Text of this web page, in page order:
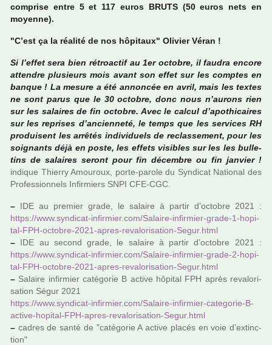
com­prise entre 5 et 117 euros BRUTS (50 euros nets en
moyenne).
"C’est ça la réa­lité de nos hôpi­taux" Olivier Véran !
Si l’effet sera bien rétroac­tif au 1er octo­bre, il faudra encore
atten­dre plu­sieurs mois avant son effet sur les comp­tes en
banque ! La mesure a été annon­cée en avril, mais les textes
ne sont parus que le 30 octo­bre, donc nous n’aurons rien
sur les salai­res de fin octo­bre. Avec le calcul d’apo­thi­cai­res
sur les repri­ses d’ancien­neté, le temps que les ser­vi­ces RH
pro­dui­sent les arrê­tés indi­vi­duels de reclas­se­ment, pour les
soi­gnants déjà en poste, les effets visi­bles sur les les bul­le­
tins de salai­res seront pour fin décem­bre ou fin jan­vier !
indi­que Thierry Amouroux, porte-parole du Syndicat National des
Professionnels Infirmiers SNPI CFE-CGC.
– IDE au pre­mier grade, le salaire à partir d’octo­bre 2021 :
https://www.syn­di­cat-infir­mier.com/Salaire-infir­mier-grade-1-hopi­
tal-FPH-octo­bre-2021-apres-reva­lo­ri­sa­tion-Segur.html
– IDE au second grade, le salaire à partir d’octo­bre 2021 :
https://www.syn­di­cat-infir­mier.com/Salaire-infir­mier-grade-2-hopi­
tal-FPH-octo­bre-2021-apres-reva­lo­ri­sa­tion-Segur.html
– Salaire infir­mier caté­go­rie B active hôpi­tal FPH après reva­lo­ri­
sa­tion Ségur 2021
https://www.syn­di­cat-infir­mier.com/Salaire-infir­mier-cate­go­rie-B-
active-hopi­tal-FPH-apres-reva­lo­ri­sa­tion-Segur.html
– cadres de santé de "caté­­go­­rie A active placés en voie d’extinc­­
tion"